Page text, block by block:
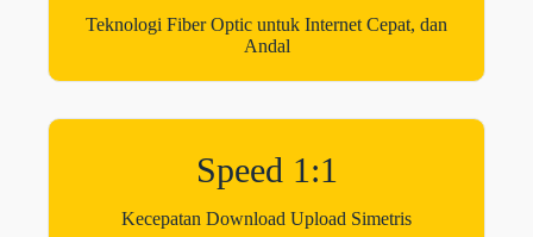
Teknologi Fiber Optic untuk Internet Cepat, dan
Andal
Speed 1:1
Kecepatan Download Upload Simetris